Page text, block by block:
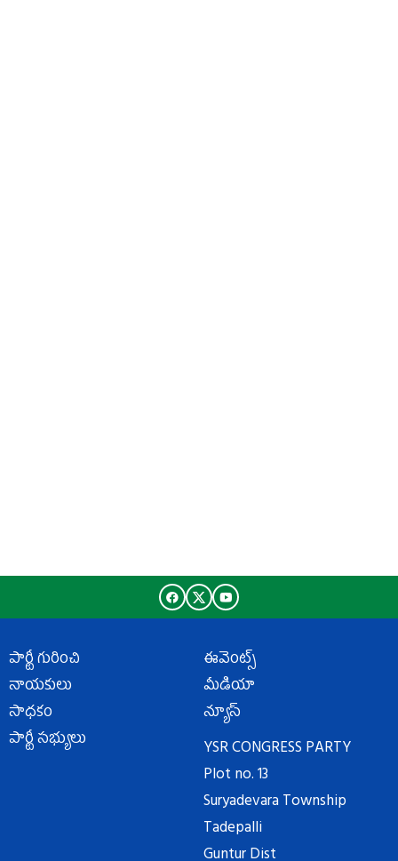
పార్టీ గురించి
నాయకులు
సాధకం
పార్టీ సభ్యులు
ఈవెంట్స్
మీడియా
న్యూస్
YSR CONGRESS PARTY
Plot no. 13
Suryadevara Township
Tadepalli